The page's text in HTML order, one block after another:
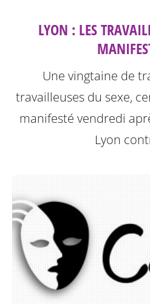
LYON : LES
Une vingtaine de
travailleuses du sexe,
manifesté vendredi
Lyon